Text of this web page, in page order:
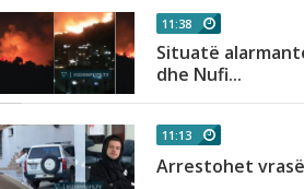
11:38
Situatë
dhe Nufi...
11:13
Arrestohet